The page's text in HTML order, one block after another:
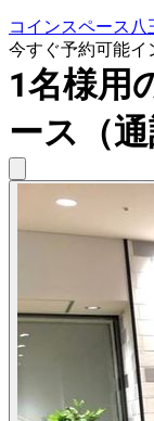
コインスペース八
今すぐ予約可能イ
1名様用
ース（通